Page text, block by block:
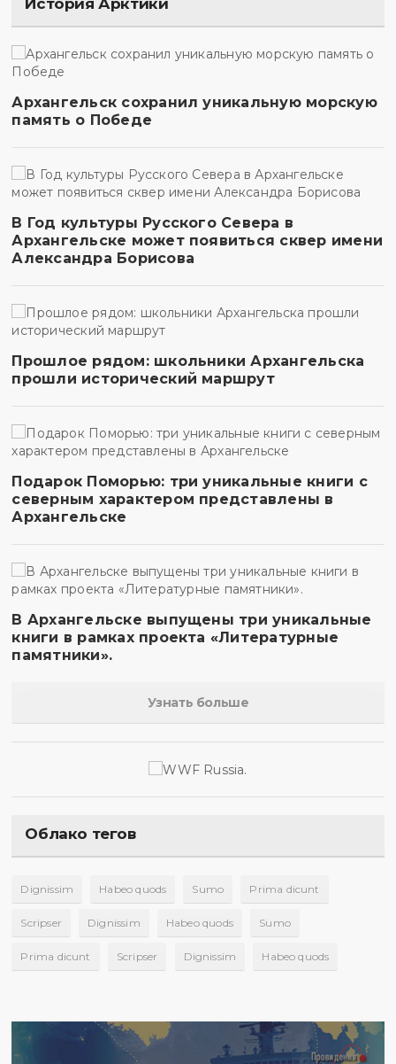
Архангельск сохранил уникальную морскую
память о Победе
В Год культуры Русского Севера в
Архангельске может появиться сквер имени
Александра Борисова
Прошлое рядом: школьники Архангельска
прошли исторический маршрут
Подарок Поморью: три уникальные книги с
северным характером представлены в
Архангельске
В Архангельске выпущены три уникальные
книги в рамках проекта «Литературные
памятники».
Узнать больше
Облако тегов
Dignissim Habeo quods Sumo Prima dicunt
Scripser Dignissim Habeo quods Sumo
Prima dicunt Scripser Dignissim Habeo quods